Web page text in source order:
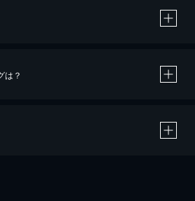
ジットカード決済による作品の購入 / レンタルです。
は？